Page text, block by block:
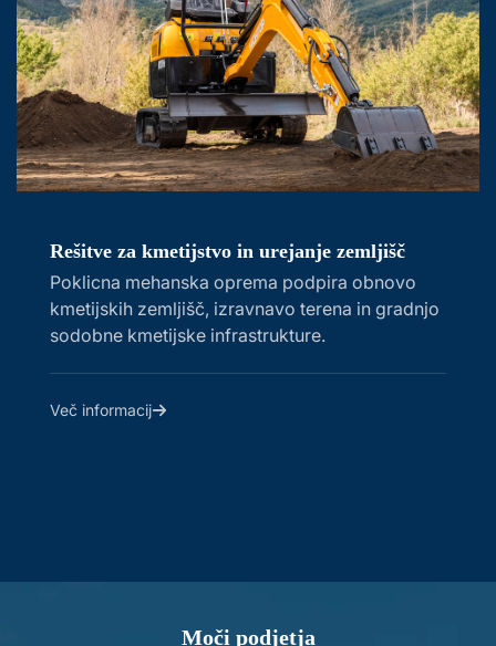
Rešitve za kmetijstvo in urejanje zemljišč
Poklicna mehanska oprema podpira obnovo
kmetijskih zemljišč, izravnavo terena in gradnjo
sodobne kmetijske infrastrukture.
Več informacij
Moči podjetja